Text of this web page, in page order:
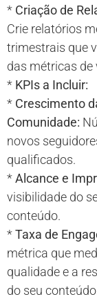
* Criação de
Crie relatórios
trimestrais que
das métricas de
* KPIs a Incluir:
* Crescimento
Comunidade:
novos
qualificados.
*Alcance e
visibilidade do
conteúdo.
*Taxa de
métrica que
qualidade e a
do seu